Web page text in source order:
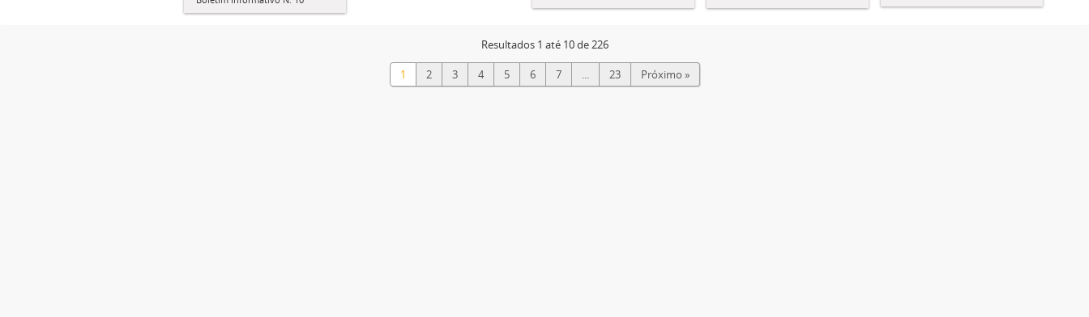
Resultados 1 até 10 de 226
1 2 3 4 5 6 7 ... 23 Próximo »